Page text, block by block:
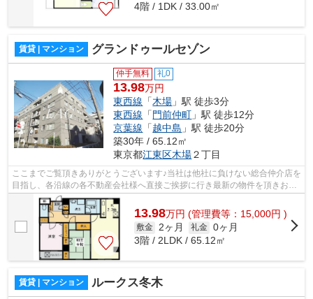
4階 / 1DK / 33.00㎡
賃貸 | マンション グランドゥールセゾン
仲手無料 礼0
13.98万円
東西線 「木場 」駅 徒歩3分
東西線 「門前仲町 」駅 徒歩12分
京葉線 「越中島 」駅 徒歩20分
築30年 / 65.12㎡
東京都江東区木場２丁目
ここまでご覧頂きありがとうございます♪当社は他社に負けない総合仲介店を
目指し、各沿線の各不動産会社様へ直接ご挨拶に行き最新の物件を頂きお客
様へ提供しております！最新の情報は...
13.98万円 (管理費等：15,000円 )
敷金 2ヶ月 礼金 0ヶ月
3階 / 2LDK / 65.12㎡
賃貸 | マンション ルークス冬木